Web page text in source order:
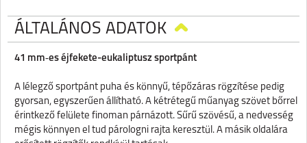
ÁLTALÁNOS ADATOK
41 mm‑es éjfekete-eukaliptusz sportpánt
A lélegző sportpánt puha és könnyű, tépőzáras rögzítése pedig
gyorsan, egyszerűen állítható. A kétrétegű műanyag szövet bőrrel
érintkező felülete finoman párnázott. Sűrű szövésű, a nedvesség
mégis könnyen el tud párologni rajta keresztül. A másik oldalára